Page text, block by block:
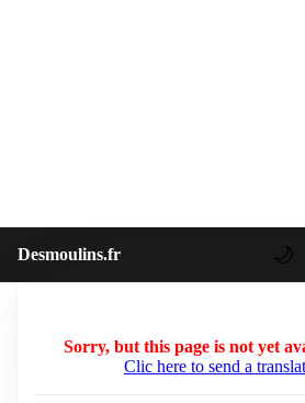
Desmoulins.fr 🌙
Sorry, but this page is not yet
Clic here to send a